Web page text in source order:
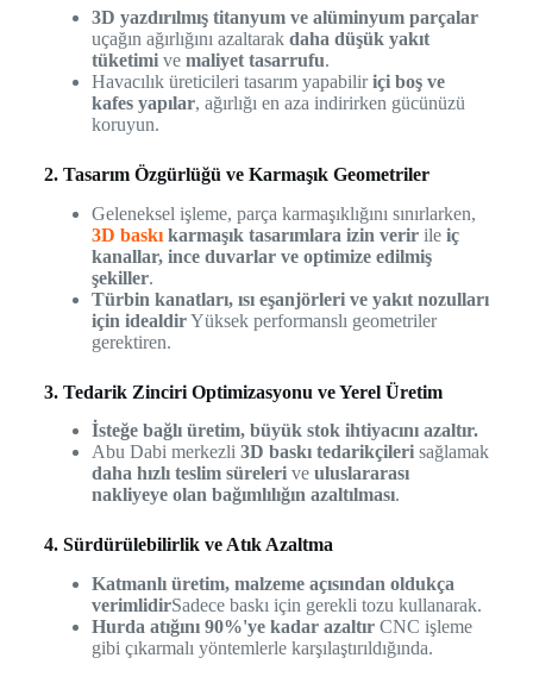
3D yazdırılmış titanyum ve alüminyum parçalar
uçağın ağırlığını azaltarak daha düşük yakıt
tüketimive maliyet tasarrufu.
Havacılık üreticileri tasarım yapabiliriçi boş ve
kafes yapılar, ağırlığı en aza indirirken gücünüzü
koruyun.
2. Tasarım Özgürlüğü ve Karmaşık Geometriler
Geleneksel işleme, parça karmaşıklığını sınırlarken,
3D baskıkarmaşık tasarımlara izin veririle iç
kanallar, ince duvarlar ve optimize edilmiş
şekiller.
Türbin kanatları, ısı eşanjörleri ve yakıt nozulları
için idealdirYüksek performanslı geometriler
gerektiren.
3. Tedarik Zinciri Optimizasyonu ve Yerel Üretim
İsteğe bağlı üretim, büyük stok ihtiyacını azaltır.
Abu Dabi merkezli 3D baskı tedarikçilerisağlamak
daha hızlı teslim sürelerive uluslararası
nakliyeye olan bağımlılığın azaltılması.
4. Sürdürülebilirlik ve Atık Azaltma
Katmanlı üretim, malzeme açısından oldukça
verimlidirSadece baskı için gerekli tozu kullanarak.
Hurda atığını 90%'ye kadar azaltırCNC işleme
gibi çıkarmalı yöntemlerle karşılaştırıldığında.